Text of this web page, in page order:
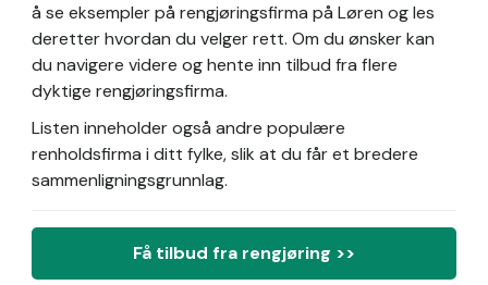
å se eksempler på rengjøringsfirma på Løren og les
deretter hvordan du velger rett. Om du ønsker kan
du navigere videre og hente inn tilbud fra flere
dyktige rengjøringsfirma.
Listen inneholder også andre populære
renholdsfirma i ditt fylke, slik at du får et bredere
sammenligningsgrunnlag.
Få tilbud fra rengjøring >>